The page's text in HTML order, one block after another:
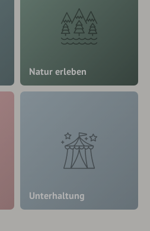
Natur erleben
Unterhaltung